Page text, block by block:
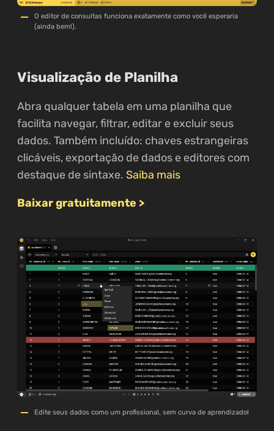
O editor de consultas funciona exatamente como você esperaria
(ainda bem!).
Visualização de Planilha
Abra qualquer tabela em uma planilha que
facilita navegar, filtrar, editar e excluir seus
dados. Também incluído: chaves estrangeiras
clicáveis, exportação de dados e editores com
destaque de sintaxe. Saiba mais
Baixar gratuitamente >
Edite seus dados como um profissional, sem curva de aprendizado!